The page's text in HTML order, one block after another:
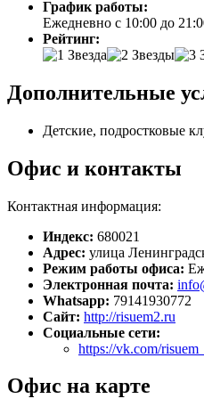
График работы:
Ежедневно с 10:00 до
Рейтинг:
Дополнительные
Детские, подростковые
Офис и контакты
Контактная информация:
Индекс: 680021
Адрес: улица
Режим работы офиса:
Электронная почта:
Whatsapp: 79141930772
Сайт: http://risuem2.ru
Социальные сети:
https://vk.com/
Офис на карте